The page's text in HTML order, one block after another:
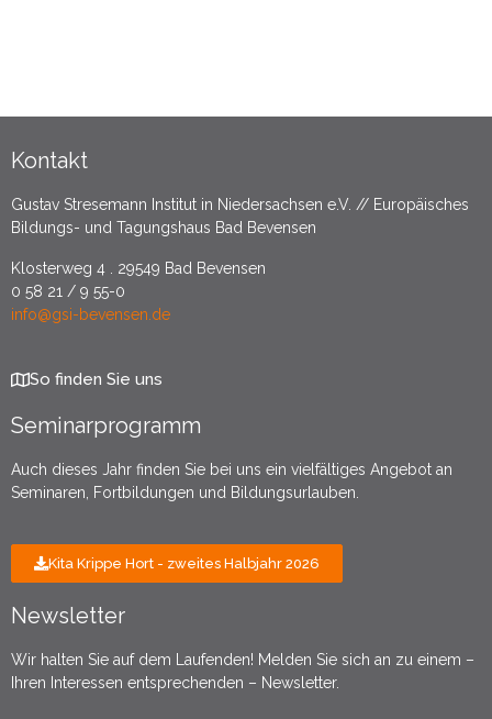
Kontakt
Gustav Stresemann Institut in Niedersachsen e.V. // Europäisches
Bildungs- und Tagungshaus Bad Bevensen
Klosterweg 4 . 29549 Bad Bevensen
0 58 21 / 9 55-0
info@gsi-bevensen.de
So finden Sie uns
Seminarprogramm
Auch dieses Jahr finden Sie bei uns ein vielfältiges Angebot an
Seminaren, Fortbildungen und Bildungsurlauben.
Kita Krippe Hort - zweites Halbjahr 2026
Newsletter
Wir halten Sie auf dem Laufenden! Melden Sie sich an zu einem –
Ihren Interessen entsprechenden – Newsletter.